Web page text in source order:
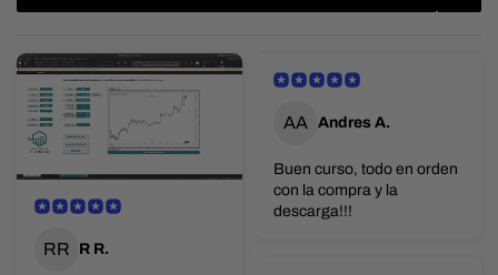
RR R R.
AA Andres A.
Buen curso, todo en orden
con la compra y la
descarga!!!